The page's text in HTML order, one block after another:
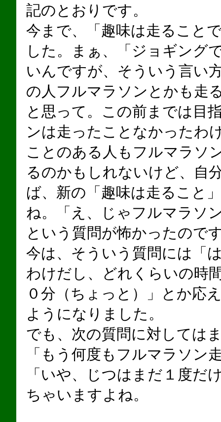
記のとおりです。
今まで、「趣味は走ること
した。まぁ、「ジョギング
いんですが、そういう言い
の人フルマラソンとかも走
と思って。この前までは目
ンは走ったことなかったわ
ことのある人もフルマラソ
るのかもしれないけど、自
ば、新の「趣味は走ること
ね。「え、じゃフルマラソ
という質問が怖かったので
今は、そういう質問には「
わけだし、どれくらいの時
０分（ちょっと）」とか応
ようになりました。
でも、次の質問に対しては
「もう何度もフルマラソン
「いや、じつはまだ１度だ
ちゃいますよね。